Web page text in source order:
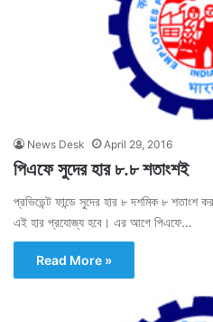
News Desk April 29, 2016
পিএফে সুদের হার ৮.৮ শতাংশই
প্রভিডেন্ট ফান্ডে সুদের হার ৮ দশমিক ৮ শতাংশ
এই হার প্রযোজ্য হবে। এর আগে পিএফে…
Read More »